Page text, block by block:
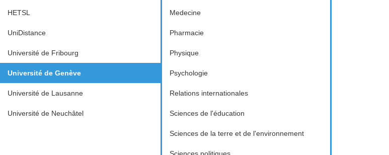
HETSL
UniDistance
Université de Fribourg
Université de Genève
Université de Lausanne
Université de Neuchâtel
Medecine
Pharmacie
Physique
Psychologie
Relations internationales
Sciences de l'éducation
Sciences de la terre et de l'environnement